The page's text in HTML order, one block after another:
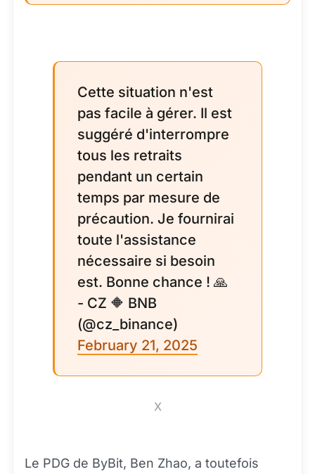
Cette situation n'est
pas facile à gérer. Il est
suggéré d'interrompre
tous les retraits
pendant un certain
temps par mesure de
précaution. Je fournirai
toute l'assistance
nécessaire si besoin
est. Bonne chance ! 🙏
- CZ 🔶 BNB
(@cz_binance)
February 21, 2025
X
Le PDG de ByBit, Ben Zhao, a toutefois